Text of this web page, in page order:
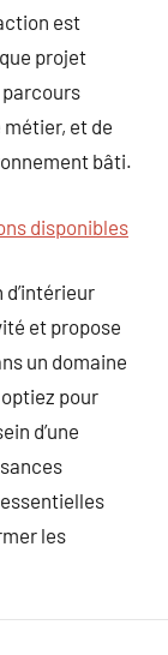
est
projet
métier, et de
bâti.
disponibles
et propose
un domaine
pour
d’une
les